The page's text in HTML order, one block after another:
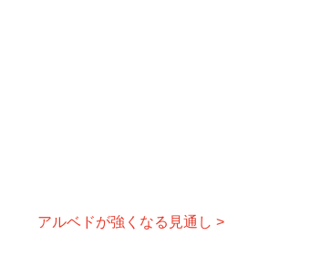
アルベドが強くなる見通し